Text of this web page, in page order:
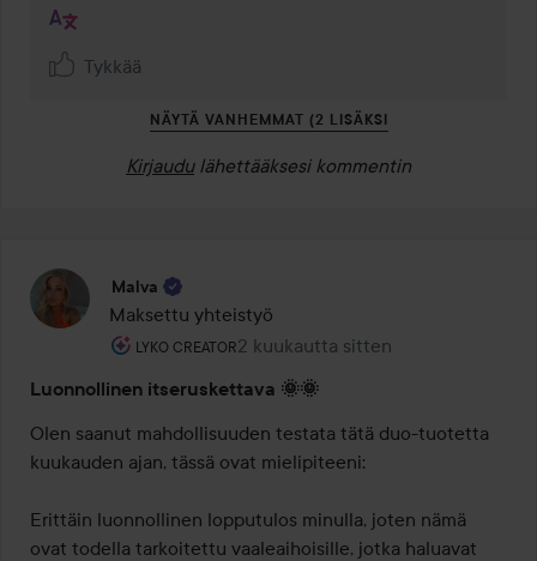
Tykkää
NÄYTÄ VANHEMMAT (2 LISÄKSI
Kirjaudu lähettääksesi kommentin
Malva
Maksettu yhteistyö
LYKO CREATOR
Käyttäjän rooli: Lyko Creator.
2 kuukautta sitten
Viesti luotiin 2 kuukautta sitten
Luonnollinen itseruskettava 🌞🌞
Olen saanut mahdollisuuden testata tätä duo-tuotetta
kuukauden ajan, tässä ovat mielipiteeni:
Erittäin luonnollinen lopputulos minulla, joten nämä
ovat todella tarkoitettu vaaleaihoisille, jotka haluavat